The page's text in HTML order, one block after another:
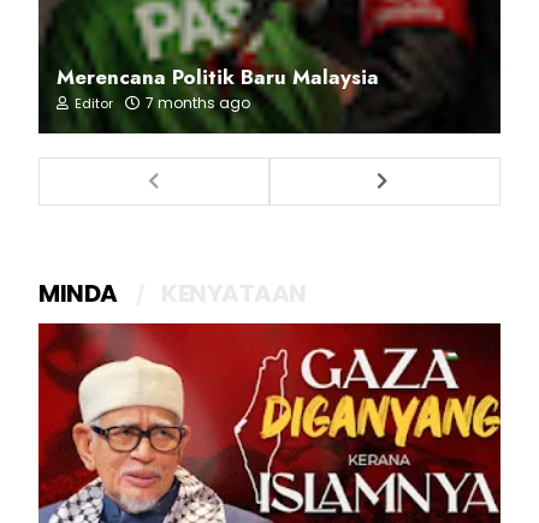
Merencana Politik Baru Malaysia
Editor 7 months ago
MINDA